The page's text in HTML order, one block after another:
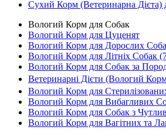
Сухий Корм (Ветеринарна Дієта)
Вологий Корм для Собак
Вологий Корм для Цуценят
Вологий Корм для Дорослих
Вологий Корм для Літніх Собак
Вологий Корм для Собак за
Ветеринарні Дієти (Вологий
Вологий Корм для
Вологий Корм для Вибагливих
Вологий Корм для Собак з
Вологий Корм для Вагітних та